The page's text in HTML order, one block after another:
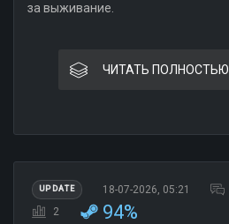
за выживание.
ЧИТАТЬ ПОЛНОСТЬЮ
UPDATE 18-07-2026, 05:21
2 94%